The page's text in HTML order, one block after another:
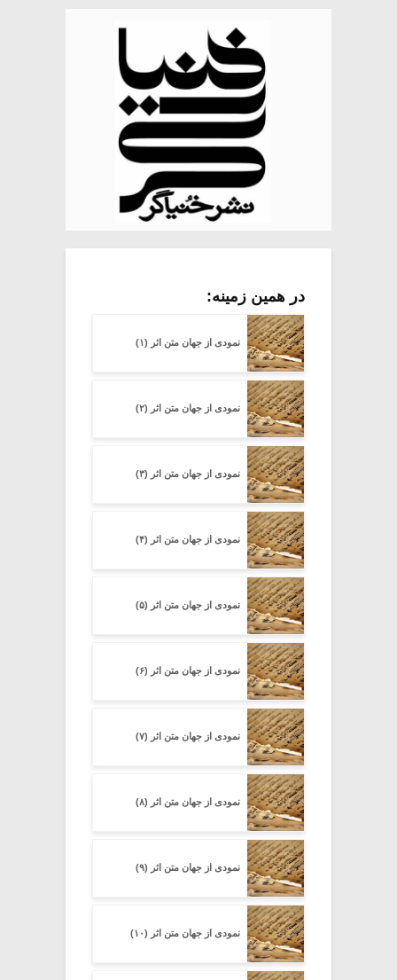
در همین زمینه:
نمودی از جهان متن اثر (۱)
نمودی از جهان متن اثر (۲)
نمودی از جهان متن اثر (۳)
نمودی از جهان متن اثر (۴)
نمودی از جهان متن اثر (۵)
نمودی از جهان متن اثر (۶)
نمودی از جهان متن اثر (۷)
نمودی از جهان متن اثر (۸)
نمودی از جهان متن اثر (۹)
نمودی از جهان متن اثر (۱۰)